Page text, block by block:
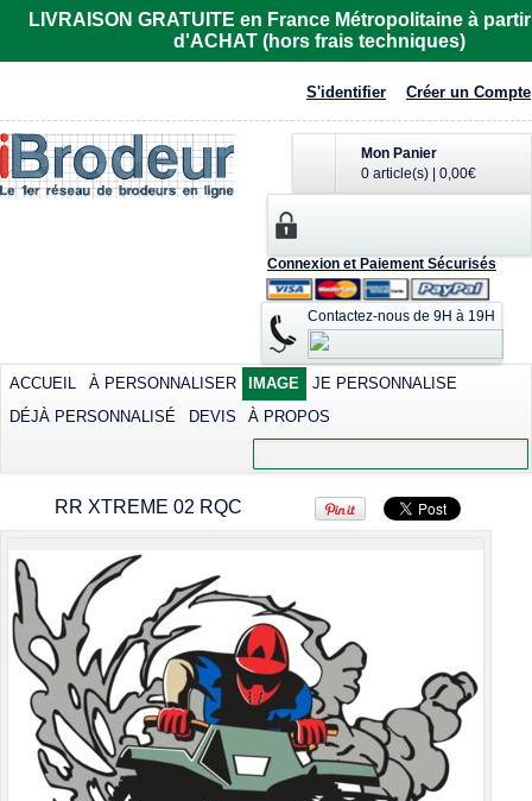
LIVRAISON GRATUITE en France Métropolitaine à
d'ACHAT (hors frais techniques)
S'identifier Créer un Compte
Mon Panier
0 article(s)
0,00€
Connexion et Paiement Sécurisés
Contactez-nous de 9H à 19H
ACCUEIL À PERSONNALISER IMAGE
JE PERSONNALISE
DÉJÀ PERSONNALISÉ
DEVIS À PROPOS
RR XTREME 02 RQC
Imprimer dès
23,87€*
Sérigraphier dès
Transférer dès
view all customizable products